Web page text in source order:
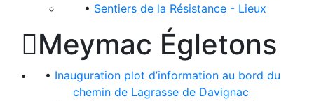
• Sentiers de la Résistance - Lieux
Meymac Égletons
• Inauguration plot d’information au bord du
chemin de Lagrasse de Davignac